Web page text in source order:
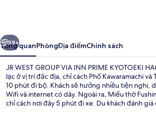
INN
PRIME
KYOTOEKI
HACHIJOGUCHI
Tiếp
59+
Tổng quanPhòngĐịa điểmChính sách
JR WEST GROUP VIA INN PRIME KYOTOEKI
lạc ở vị trí đắc địa, chỉ cách Phố Kawaramachi và
10 phút đi bộ. Khách sẽ hưởng nhiều tiện nghi,
Wifi và internet có dây. Ngoài ra, Miếu thờ
chỉ cách nơi đây 5 phút đi xe. Du khách đánh